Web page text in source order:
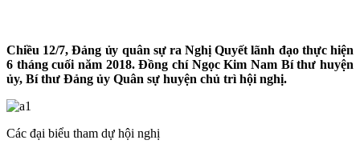
Chiều 12/7, Đảng ủy quân sự ra Nghị Quyết lãnh đạo thực hiện
6 tháng cuối năm 2018. Đồng chí Ngọc Kim Nam Bí thư huyện
ủy, Bí thư Đảng ủy Quân sự huyện chủ trì hội nghị.
Các đại biểu tham dự hội nghị